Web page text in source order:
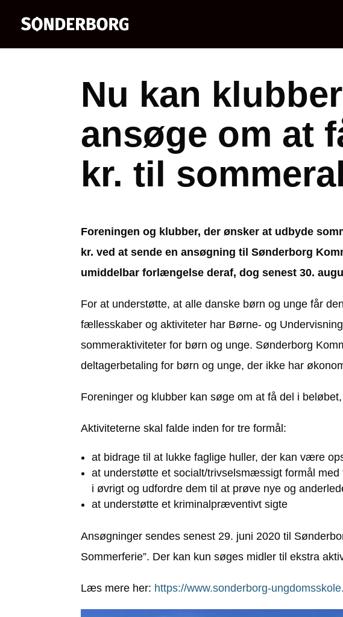
Nu kan
ansøge om at
kr. til
Foreningen og klubber, der ønsker at udbyde
kr. ved at sende en ansøgning til Sønderborg
umiddelbar forlængelse deraf, dog senest 30.
For at understøtte, at alle danske børn og unge får
fællesskaber og aktiviteter har Børne- og
sommeraktiviteter for børn og unge. Sønderborg
deltagerbetaling for børn og unge, der ikke har
Foreninger og klubber kan søge om at få del i
Aktiviteterne skal falde inden for tre formål:
at bidrage til at lukke faglige huller, der kan være
at understøtte et socialt/trivselsmæssigt formål
i øvrigt og udfordre dem til at prøve nye og
at understøtte et kriminalpræventivt sigte
Ansøgninger sendes senest 29. juni 2020 til
Sommerferie”. Der kan kun søges midler til ekstra
Læs mere her: https://www.sonderborg-